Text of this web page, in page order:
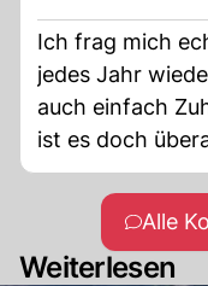
Ich frag mich
jedes Jahr
auch einfach
ist es doch
Alle
Weiterlesen